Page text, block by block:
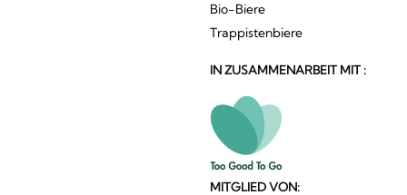
Bio-Biere
Trappistenbiere
IN ZUSAMMENARBEIT MIT :
MITGLIED VON: